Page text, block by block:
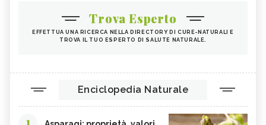
Trova Esperto
EFFETTUA UNA RICERCA NELLA DIRECTORY DI CURE-NATURALI E
TROVA IL TUO ESPERTO DI SALUTE NATURALE.
Enciclopedia Naturale
1